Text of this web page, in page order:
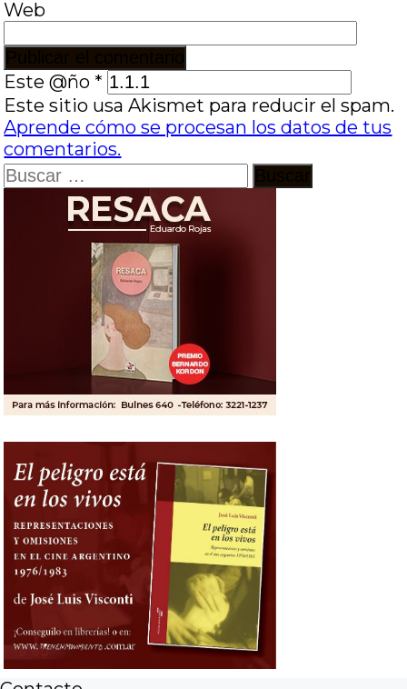
Web
Este @ño *
Este sitio usa Akismet para reducir el spam.
Aprende cómo se procesan los datos de tus
comentarios.
Buscar: